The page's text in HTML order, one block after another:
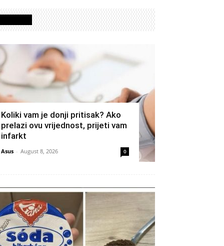
Koliki vam je donji pritisak? Ako
prelazi ovu vrijednost, prijeti vam
infarkt
Asus - August 8, 2026 0